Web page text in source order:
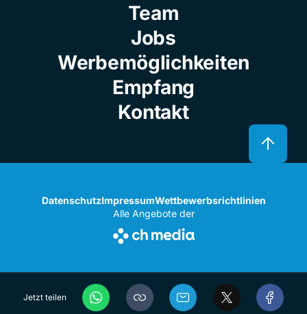
Jetzt teilen
Team
Jobs
Werbemöglichkeiten
Empfang
Kontakt
DatenschutzImpressumWettbewerbsrichtlinien
Alle Angebote der